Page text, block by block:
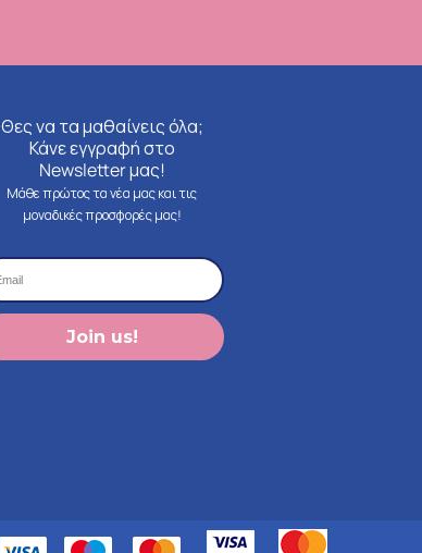
Θες να τα μαθαίνεις όλα;
Κάνε εγγραφή στο
Newsletter μας!
Μάθε πρώτος τα νέα μας και τις
μοναδικές προσφορές μας!
Join us!